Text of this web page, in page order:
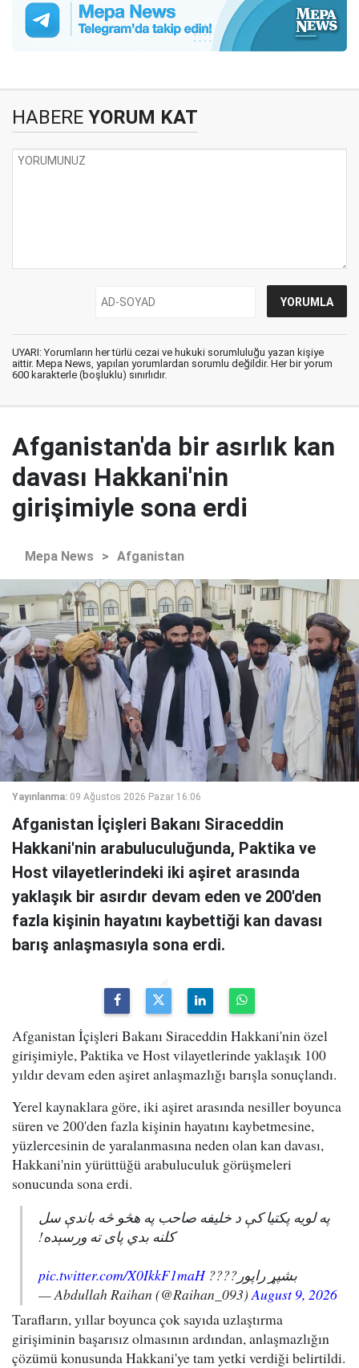
HABERE YORUM KAT
UYARI: Yorumların her türlü cezai ve hukuki sorumluluğu yazan kişiye
aittir. Mepa News, yapılan yorumlardan sorumlu değildir. Her bir yorum
600 karakterle (boşluklu) sınırlıdır.
Afganistan'da bir asırlık kan
davası Hakkani'nin
girişimiyle sona erdi
Mepa News > Afganistan
Yayınlanma: 09 Ağustos 2026 Pazar 16:06
Afganistan İçişleri Bakanı Siraceddin
Hakkani'nin arabuluculuğunda, Paktika ve
Host vilayetlerindeki iki aşiret arasında
yaklaşık bir asırdır devam eden ve 200'den
fazla kişinin hayatını kaybettiği kan davası
barış anlaşmasıyla sona erdi.
Afganistan İçişleri Bakanı Siraceddin Hakkani'nin özel
girişimiyle, Paktika ve Host vilayetlerinde yaklaşık 100
yıldır devam eden aşiret anlaşmazlığı barışla sonuçlandı.
Yerel kaynaklara göre, iki aşiret arasında nesiller boyunca
süren ve 200'den fazla kişinin hayatını kaybetmesine,
yüzlercesinin de yaralanmasına neden olan kan davası,
Hakkani'nin yürüttüğü arabuluculuk görüşmeleri
sonucunda sona erdi.
په لویه پکتیا کې د خلیفه صاحب په هڅو څه باندې سل
کلنه بدي پای ته ورسېده!
بشپړ راپور????pic.twitter.com/X0IkkF1maH
— Abdullah Raihan (@Raihan_093)August 9, 2026
Tarafların, yıllar boyunca çok sayıda uzlaştırma
girişiminin başarısız olmasının ardından, anlaşmazlığın
çözümü konusunda Hakkani'ye tam yetki verdiği belirtildi.